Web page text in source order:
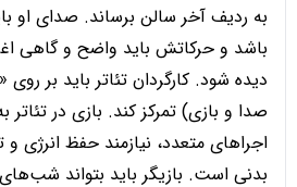
به ردیف آخر سالن برساند. صدای او
باشد و حرکاتش باید واضح و گاهی
دیده شود. کارگردان تئاتر باید بر
صدا و بازی) تمرکز کند. بازی در تئاتر
اجراهای متعدد، نیازمند حفظ
بدنی است. بازیگر باید بتواند